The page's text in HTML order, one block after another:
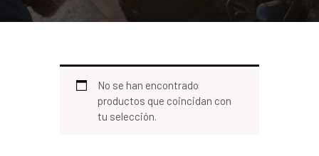
REPUESTOS
No se han encontrado
productos que coincidan con
tu selección.